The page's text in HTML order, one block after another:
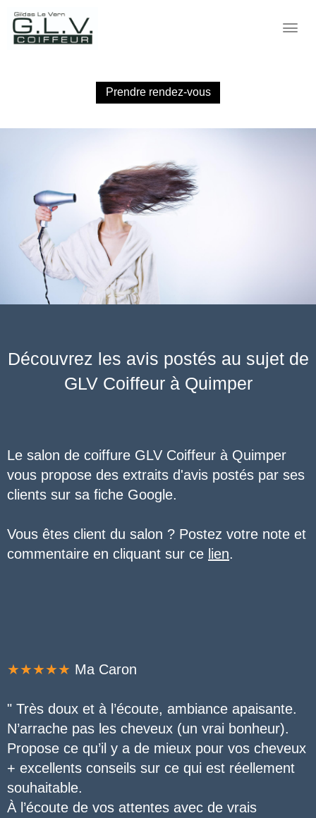
Prendre rendez-vous
Découvrez les avis postés au sujet de
GLV Coiffeur à Quimper
Le salon de coiffure GLV Coiffeur à Quimper
vous propose des extraits d'avis postés par ses
clients sur sa fiche Google.
Vous êtes client du salon ? Postez votre note et
commentaire en cliquant sur ce lien.
★★★★★ Ma Caron
" Très doux et à l’écoute, ambiance apaisante.
N’arrache pas les cheveux (un vrai bonheur).
Propose ce qu’il y a de mieux pour vos cheveux
+ excellents conseils sur ce qui est réellement
souhaitable.
À l’écoute de vos attentes avec de vrais